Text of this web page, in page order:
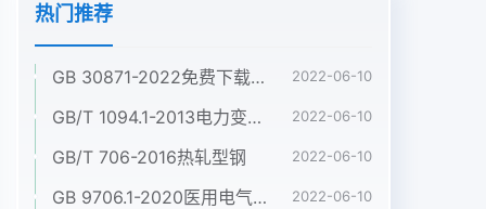
热门推荐
GB 30871-2022免费下载危险化学品企业特殊作业安全规范 2022-06-10
GB/T 1094.1-2013电力变压器 第1部分:总则 2022-06-10
GB/T 706-2016热轧型钢 2022-06-10
GB 9706.1-2020医用电气设备 第1部分:基本安全和基本性能的通用要求 2022-06-10